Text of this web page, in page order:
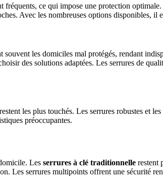
ce qui impose une protection
Avec les nombreuses options disponibles, il
les domiciles mal protégés, rendant
des solutions adaptées. Les serrures de
les plus touchés. Les serrures robustes et
préoccupantes.
Les serrures à clé traditionnelle restent
Les serrures multipoints offrent une sécurité